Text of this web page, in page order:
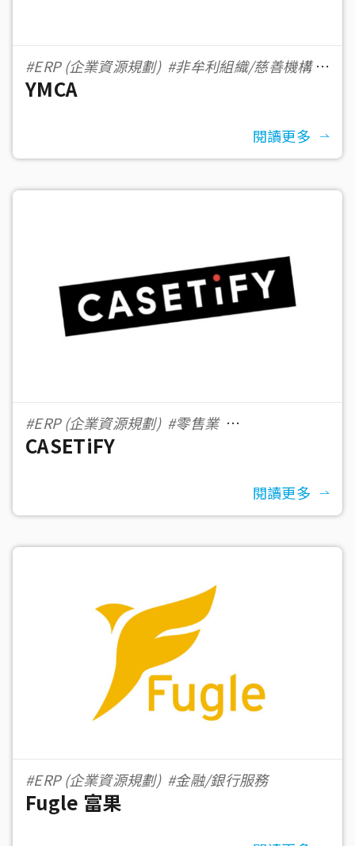
#ERP (企業資源規劃) #非牟利組織/慈善機構
#500＋ 員工數
YMCA
閱讀更多
#ERP (企業資源規劃) #零售業
#eCommerce 電子商務
CASETiFY
閱讀更多
#ERP (企業資源規劃) #金融/銀行服務
Fugle 富果